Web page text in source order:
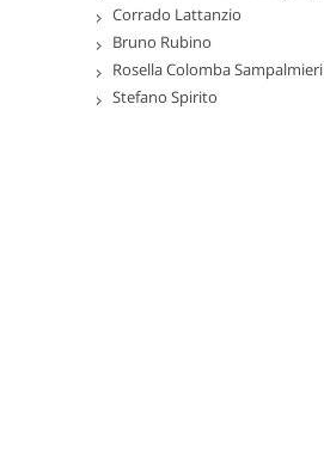
Corrado Lattanzio
Bruno Rubino
Rosella Colomba Sampalmieri
Stefano Spirito